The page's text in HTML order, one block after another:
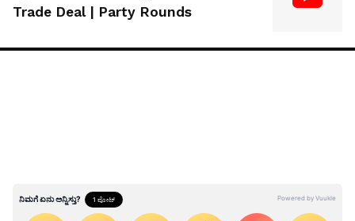
Trade Deal | Party Rounds